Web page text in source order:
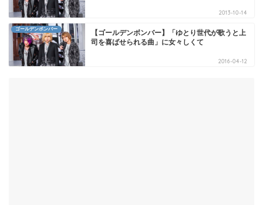
2013-10-14
ゴールデンボンバー
【ゴールデンボンバー】「ゆとり世代が歌うと上
司を喜ばせられる曲」に女々しくて
2016-04-12